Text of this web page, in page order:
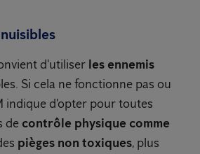
d'utiliser les ennemis
Si cela ne fonctionne pas ou
indique d'opter pour toutes
de contrôle physique comme
pièges non toxiques, plus